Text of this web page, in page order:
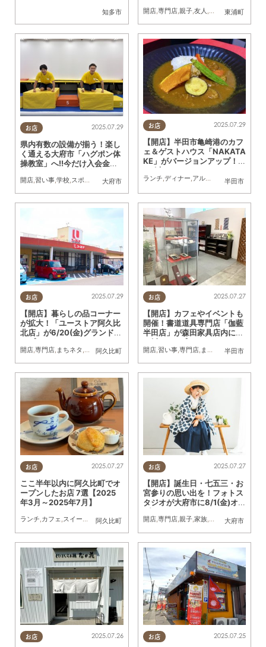
知多市 東浦町
開店,専門店,親子,友人 ,ワンコイン
お店
大府市
2025.07.29
県内有数の設備が揃う！楽し
く通える大府市「ハグポン体
操教室」へ!!今だけ入会金無
料＆体験レッスン実施中／ち
たまる広告
開店,習い事,学校,スポーツ
お店
半田市
2025.07.29
【開店】半田市亀崎港のカフ
ェ＆ゲストハウス「NAKATA
KE」がバージョンアップ！7/
24(木)リニューアル
ランチ ディナー アルコール ,開店,専門店
お店
阿久比町
2025.07.29
【開店】暮らしの品コーナー
が拡大！「ユーストア阿久比
北店」が6/20(金)グランドオ
ープン
開店 専門店 まちネタ 家族
お店
半田市
2025.07.27
【開店】カフェやイベントも
開催！書道道具専門店「伽藍
半田店」が森田家具店内に7/
11(金)オープン
開店, 習い事, 専門店, まちネタ
お店
阿久比町
2025.07.27
ここ半年以内に阿久比町でオ
ープンしたお店 7選【2025
年3月～2025年7月】
ランチ,カフェ,スイーツ 開店,まとめ記事
お店
大府市
2025.07.27
【開店】誕生日・七五三・お
宮参りの思い出を！フォトス
タジオが大府市に8/1(金)オー
開店,専門店,親子,家族,KURUTOHP
お店 2025.07.26 お店 2025.07.25